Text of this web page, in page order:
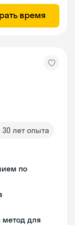
время
30 лет опыта
по
метод для